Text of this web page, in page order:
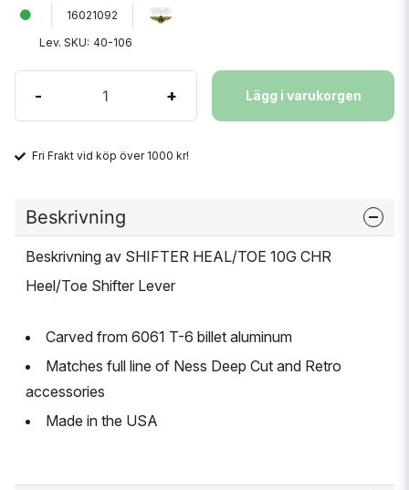
16021092
Lev. SKU: 40-106
- + Lägg i varukorgen
Fri Frakt vid köp över 1000 kr!
Beskrivning
Beskrivning av SHIFTER HEAL/TOE 10G CHR
Heel/Toe Shifter Lever
Carved from 6061 T-6 billet aluminum
Matches full line of Ness Deep Cut and Retro
accessories
Made in the USA